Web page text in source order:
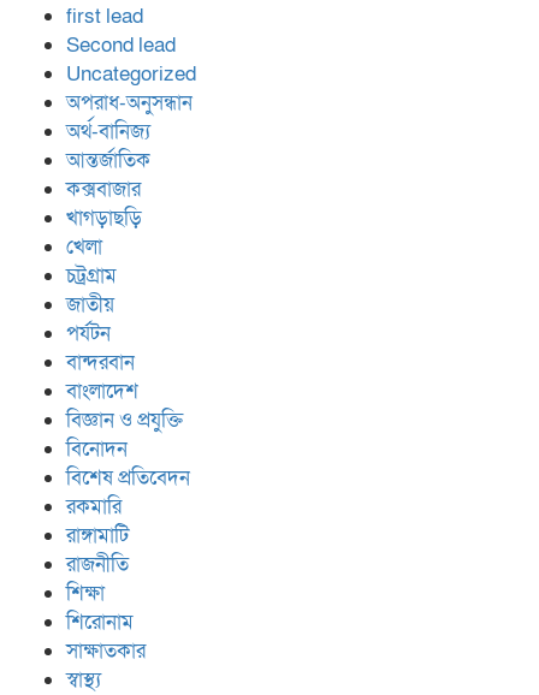
first lead
Second lead
Uncategorized
অপরাধ-অনুসন্ধান
অর্থ-বানিজ্য
আন্তর্জাতিক
কক্সবাজার
খাগড়াছড়ি
খেলা
চট্রগ্রাম
জাতীয়
পর্যটন
বান্দরবান
বাংলাদেশ
বিজ্ঞান ও প্রযুক্তি
বিনোদন
বিশেষ প্রতিবেদন
রকমারি
রাঙ্গামাটি
রাজনীতি
শিক্ষা
শিরোনাম
সাক্ষাতকার
স্বাস্থ্য